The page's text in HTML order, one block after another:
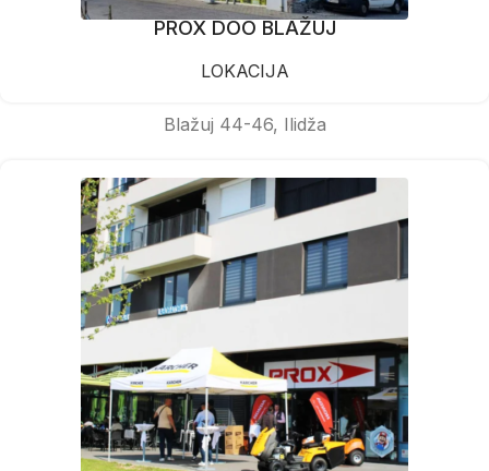
PROX DOO BLAŽUJ
LOKACIJA
Blažuj 44-46, Ilidža